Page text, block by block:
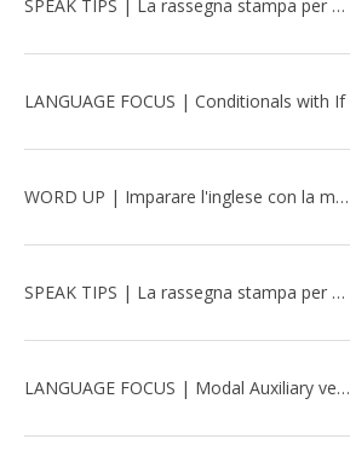
SPEAK TIPS | La rassegna stampa per migliorare l’inglese - luglio 2026
LANGUAGE FOCUS | Conditionals with If
WORD UP | Imparare l'inglese con la musica: David Bowie
SPEAK TIPS | La rassegna stampa per migliorare l’inglese - aprile 2026
LANGUAGE FOCUS | Modal Auxiliary verbs in the past